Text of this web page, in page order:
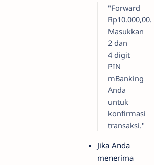
"Forward
Rp10.000,00.
Masukkan
2 dan
4 digit
PIN
mBanking
Anda
untuk
konfirmasi
transaksi."
Jika Anda
menerima